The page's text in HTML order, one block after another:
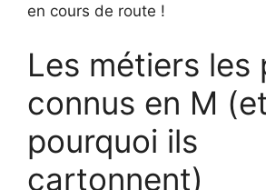
en cours de route !
Les métiers les
connus en M (et
pourquoi ils
cartonnent)